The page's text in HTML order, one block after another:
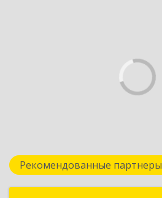
Рекомендованные партнеры